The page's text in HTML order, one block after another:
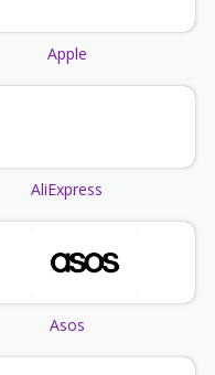
Apple
AliExpress
Asos